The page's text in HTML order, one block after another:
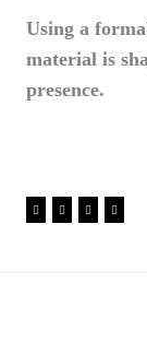
Using a
material is
presence.